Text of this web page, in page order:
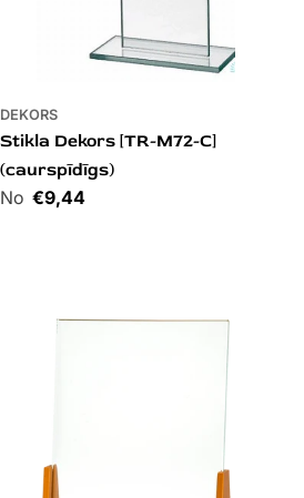
DEKORS
Stikla Dekors [TR-M72-C]
(caurspīdīgs)
Cena€9,44